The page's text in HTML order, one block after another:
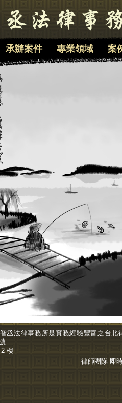
承辦案件 專業領域 案
智丞法律事務所是實務經驗豐富之台北
樓
所有 律師團隊 即